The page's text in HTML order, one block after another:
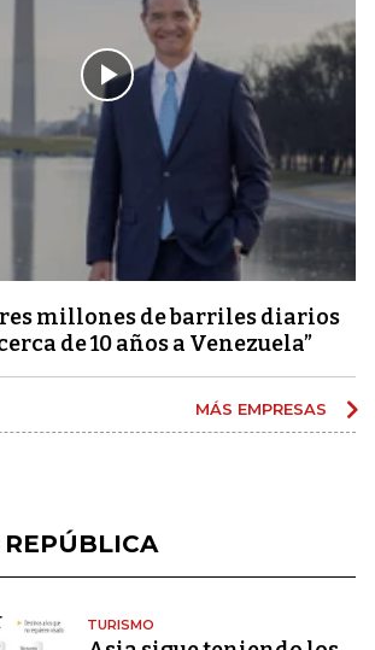
millones de barriles diarios
de 10 años a Venezuela”
MÁS EMPRESAS
TURISMO